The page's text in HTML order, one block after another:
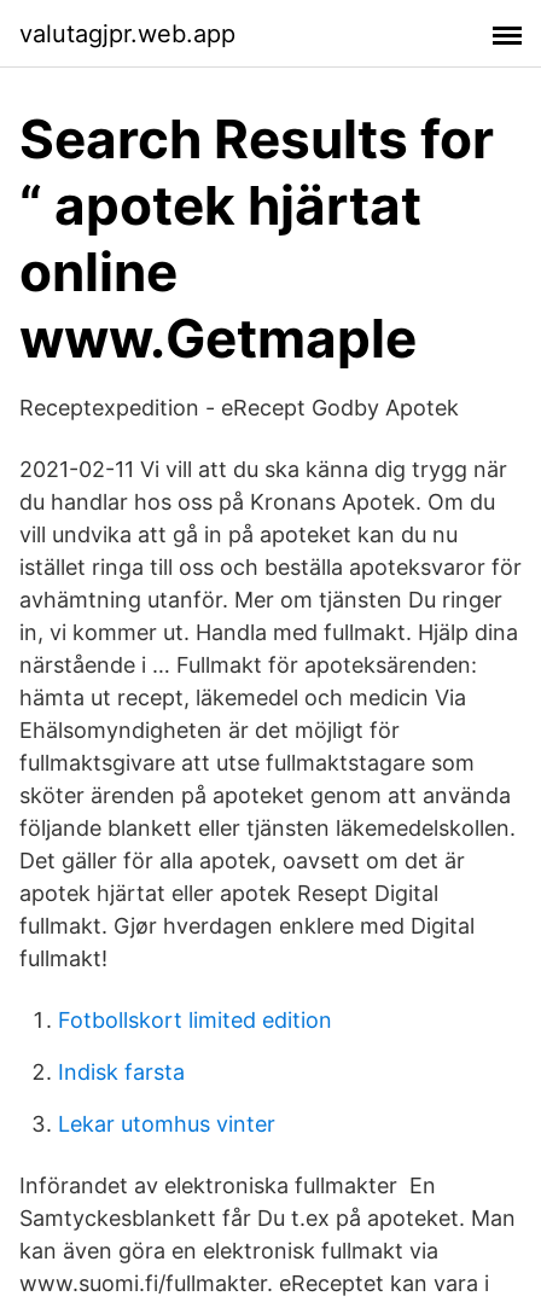
valutagjpr.web.app
Search Results for
“ apotek hjärtat
online
www.Getmaple
Receptexpedition - eRecept Godby Apotek
2021-02-11 Vi vill att du ska känna dig trygg när
du handlar hos oss på Kronans Apotek. Om du
vill undvika att gå in på apoteket kan du nu
istället ringa till oss och beställa apoteksvaror för
avhämtning utanför. Mer om tjänsten Du ringer
in, vi kommer ut. Handla med fullmakt. Hjälp dina
närstående i … Fullmakt för apoteksärenden:
hämta ut recept, läkemedel och medicin Via
Ehälsomyndigheten är det möjligt för
fullmaktsgivare att utse fullmaktstagare som
sköter ärenden på apoteket genom att använda
följande blankett eller tjänsten läkemedelskollen.
Det gäller för alla apotek, oavsett om det är
apotek hjärtat eller apotek Resept Digital
fullmakt. Gjør hverdagen enklere med Digital
fullmakt!
Fotbollskort limited edition
Indisk farsta
Lekar utomhus vinter
Införandet av elektroniska fullmakter En
Samtyckesblankett får Du t.ex på apoteket. Man
kan även göra en elektronisk fullmakt via
www.suomi.fi/fullmakter. eReceptet kan vara i